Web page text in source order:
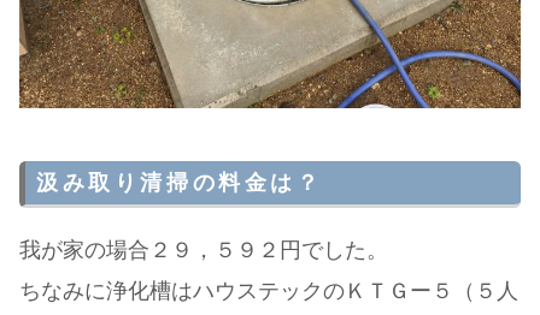
汲み取り清掃の料金は？
我が家の場合２９，５９２円でした。
ちなみに浄化槽はハウステックのＫＴＧー５（５人